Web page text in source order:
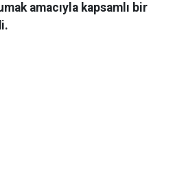
amacıyla kapsamlı bir